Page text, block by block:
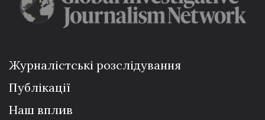
Журналістські розслідування
Публікації
Наш вплив